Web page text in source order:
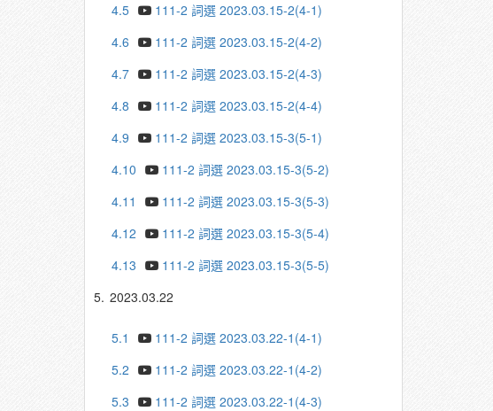
4.5
111-2 詞選 2023.03.15-2(4-1)
4.6
111-2 詞選 2023.03.15-2(4-2)
4.7
111-2 詞選 2023.03.15-2(4-3)
4.8
111-2 詞選 2023.03.15-2(4-4)
4.9
111-2 詞選 2023.03.15-3(5-1)
4.10
111-2 詞選 2023.03.15-3(5-2)
4.11
111-2 詞選 2023.03.15-3(5-3)
4.12
111-2 詞選 2023.03.15-3(5-4)
4.13
111-2 詞選 2023.03.15-3(5-5)
5. 2023.03.22
5.1
111-2 詞選 2023.03.22-1(4-1)
5.2
111-2 詞選 2023.03.22-1(4-2)
5.3
111-2 詞選 2023.03.22-1(4-3)